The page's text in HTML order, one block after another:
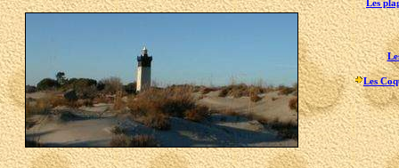
Les
Les